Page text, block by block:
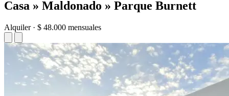
Casa » Maldonado » Parque Burnett
Alquiler · $ 48.000 mensuales